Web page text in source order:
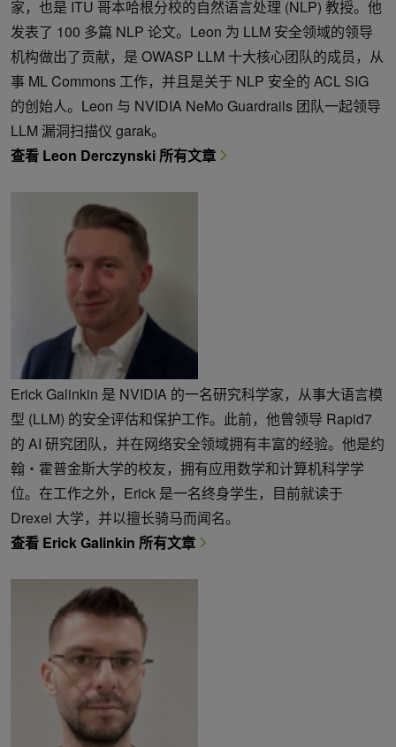
家，也是 ITU 哥本哈根分校的自然语言处理 (NLP) 教授。他
发表了 100 多篇 NLP 论文。Leon 为 LLM 安全领域的领导
机构做出了贡献，是 OWASP LLM 十大核心团队的成员，从
事 ML Commons 工作，并且是关于 NLP 安全的 ACL SIG
的创始人。Leon 与 NVIDIA NeMo Guardrails 团队一起领导
LLM 漏洞扫描仪 garak。
查看 Leon Derczynski 所有文章
Erick Galinkin 是 NVIDIA 的一名研究科学家，从事大语言模
型 (LLM) 的安全评估和保护工作。此前，他曾领导 Rapid7
的 AI 研究团队，并在网络安全领域拥有丰富的经验。他是约
翰・霍普金斯大学的校友，拥有应用数学和计算机科学学
位。在工作之外，Erick 是一名终身学生，目前就读于
Drexel 大学，并以擅长骑马而闻名。
查看 Erick Galinkin 所有文章